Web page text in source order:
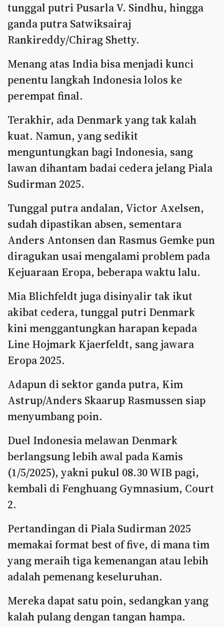
tunggal putri Pusarla V. Sindhu, hingga
ganda putra Satwiksairaj
Rankireddy/Chirag Shetty.
Menang atas India bisa menjadi kunci
penentu langkah Indonesia lolos ke
perempat final.
Terakhir, ada Denmark yang tak kalah
kuat. Namun, yang sedikit
menguntungkan bagi Indonesia, sang
lawan dihantam badai cedera jelang Piala
Sudirman 2025.
Tunggal putra andalan, Victor Axelsen,
sudah dipastikan absen, sementara
Anders Antonsen dan Rasmus Gemke pun
diragukan usai mengalami problem pada
Kejuaraan Eropa, beberapa waktu lalu.
Mia Blichfeldt juga disinyalir tak ikut
akibat cedera, tunggal putri Denmark
kini menggantungkan harapan kepada
Line Hojmark Kjaerfeldt, sang jawara
Eropa 2025.
Adapun di sektor ganda putra, Kim
Astrup/Anders Skaarup Rasmussen siap
menyumbang poin.
Duel Indonesia melawan Denmark
berlangsung lebih awal pada Kamis
(1/5/2025), yakni pukul 08.30 WIB pagi,
kembali di Fenghuang Gymnasium, Court
2.
Pertandingan di Piala Sudirman 2025
memakai format best of five, di mana tim
yang meraih tiga kemenangan atau lebih
adalah pemenang keseluruhan.
Mereka dapat satu poin, sedangkan yang
kalah pulang dengan tangan hampa.